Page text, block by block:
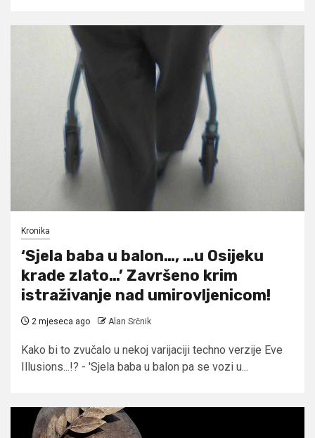
Kronika
‘Sjela baba u balon…, …u Osijeku
krade zlato…’ Završeno krim
istraživanje nad umirovljenicom!
2 mjeseca ago Alan Srčnik
Kako bi to zvučalo u nekoj varijaciji techno verzije Eve
Illusions...!? - 'Sjela baba u balon pa se vozi u...